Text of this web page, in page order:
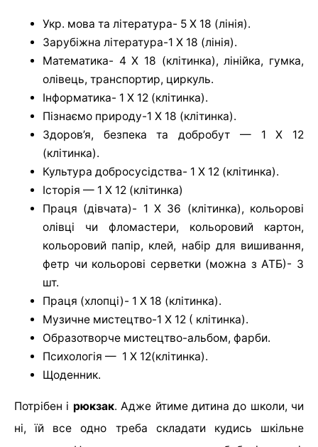
Укр. мова та література- 5 Х 18 (лінія).
Зарубіжна література-1 Х 18 (лінія).
Математика- 4 Х 18 (клітинка), лінійка, гумка,
олівець, транспортир, циркуль.
Інформатика- 1 Х 12 (клітинка).
Пізнаємо природу-1 Х 18 (клітинка).
Здоров’я, безпека та добробут — 1 Х 12
(клітинка).
Культура добросусідства- 1 Х 12 (клітинка).
Історія — 1 Х 12 (клітинка)
Праця (дівчата)- 1 Х 36 (клітинка), кольорові
олівці чи фломастери, кольоровий картон,
кольоровий папір, клей, набір для вишивання,
фетр чи кольорові серветки (можна з АТБ)- 3
шт.
Праця (хлопці)- 1 Х 18 (клітинка).
Музичне мистецтво-1 Х 12 ( клітинка).
Образотворче мистецтво-альбом, фарби.
Психологія — 1 Х 12(клітинка).
Щоденник.
Потрібен і рюкзак. Адже йтиме дитина до школи, чи
ні, їй все одно треба складати кудись шкільне